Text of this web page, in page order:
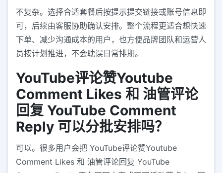
不复杂。选择合适套餐后按提示提交链接或账号信息即
可，后续由客服协助确认安排。整个流程更适合想快速
下单、减少沟通成本的用户，也方便品牌团队和运营人
员按计划推进，不会耽误日常排期。
YouTube评论赞Youtube
Comment Likes 和 油管评论
回复 YouTube Comment
Reply 可以分批安排吗？
可以。很多用户会把 YouTube评论赞Youtube
Comment Likes 和 油管评论回复 YouTube